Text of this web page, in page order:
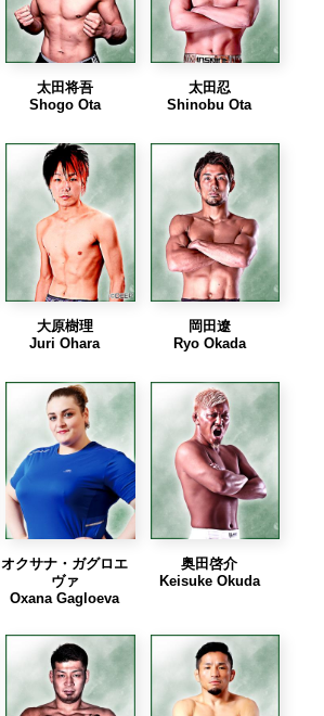
太田将吾
Shogo Ota
太田忍
Shinobu Ota
大原樹理
Juri Ohara
岡田遼
Ryo Okada
オクサナ・ガグロエ
ヴァ
Oxana Gagloeva
奥田啓介
Keisuke Okuda